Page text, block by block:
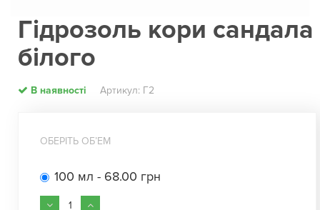
Гідрозоль кори сандала
білого
В наявності Артикул: Г2
ОБЕРІТЬ ОБʼЕМ
100 мл - 68.00 грн